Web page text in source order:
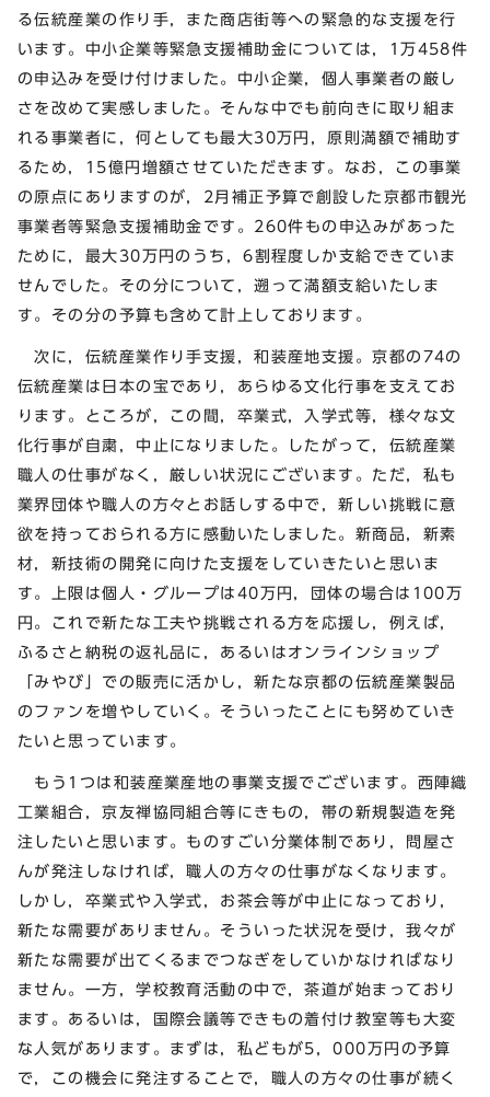
る伝統産業の作り手，また商店街等への緊急的な支援を行
います。中小企業等緊急支援補助金については，1万458件
の申込みを受け付けました。中小企業，個人事業者の厳し
さを改めて実感しました。そんな中でも前向きに取り組ま
れる事業者に，何としても最大30万円，原則満額で補助す
るため，15億円増額させていただきます。なお，この事業
の原点にありますのが，2月補正予算で創設した京都市観光
事業者等緊急支援補助金です。260件もの申込みがあった
ために，最大30万円のうち，6割程度しか支給できていま
せんでした。その分について，遡って満額支給いたしま
す。その分の予算も含めて計上しております。
次に，伝統産業作り手支援，和装産地支援。京都の74の
伝統産業は日本の宝であり，あらゆる文化行事を支えてお
ります。ところが，この間，卒業式，入学式等，様々な文
化行事が自粛，中止になりました。したがって，伝統産業
職人の仕事がなく，厳しい状況にございます。ただ，私も
業界団体や職人の方々とお話しする中で，新しい挑戦に意
欲を持っておられる方に感動いたしました。新商品，新素
材，新技術の開発に向けた支援をしていきたいと思いま
す。上限は個人・グループは40万円，団体の場合は100万
円。これで新たな工夫や挑戦される方を応援し，例えば，
ふるさと納税の返礼品に，あるいはオンラインショップ
「みやび」での販売に活かし，新たな京都の伝統産業製品
のファンを増やしていく。そういったことにも努めていき
たいと思っています。
もう1つは和装産業産地の事業支援でございます。西陣織
工業組合，京友禅協同組合等にきもの，帯の新規製造を発
注したいと思います。ものすごい分業体制であり，問屋さ
んが発注しなければ，職人の方々の仕事がなくなります。
しかし，卒業式や入学式，お茶会等が中止になっており，
新たな需要がありません。そういった状況を受け，我々が
新たな需要が出てくるまでつなぎをしていかなければなり
ません。一方，学校教育活動の中で，茶道が始まっており
ます。あるいは，国際会議等できもの着付け教室等も大変
な人気があります。まずは，私どもが5，000万円の予算
で，この機会に発注することで，職人の方々の仕事が続く